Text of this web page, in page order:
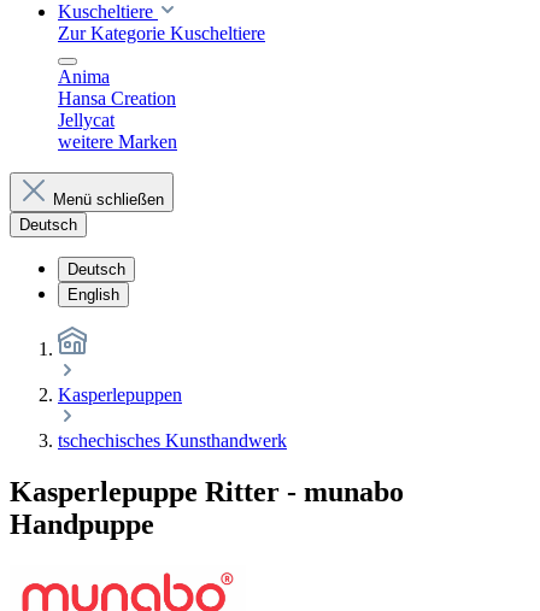
Kuscheltiere
Zur Kategorie Kuscheltiere
Anima
Hansa Creation
Jellycat
weitere Marken
Menü schließen
Deutsch
Deutsch
English
Kasperlepuppen
tschechisches Kunsthandwerk
Kasperlepuppe Ritter - munabo
Handpuppe